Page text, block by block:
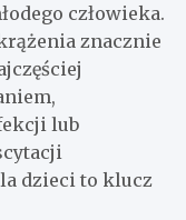
człowieka.
znacznie
lub
dzieci to klucz